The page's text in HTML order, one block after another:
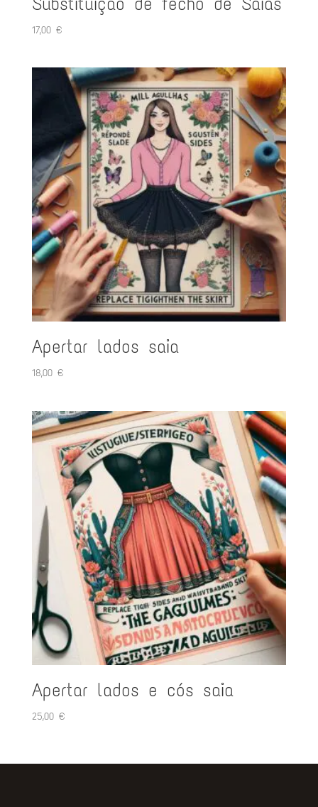
17,00 €
Apertar lados saia
18,00 €
Apertar lados e cós saia
25,00 €